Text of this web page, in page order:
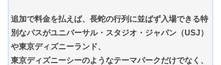
追加で料金を払えば、長蛇の行列に並ばず入場できる特
別なパスがユニバーサル・スタジオ・ジャパン（USJ）
や東京ディズニーランド、
東京ディズニーシーのようなテーマパークだけでなく、